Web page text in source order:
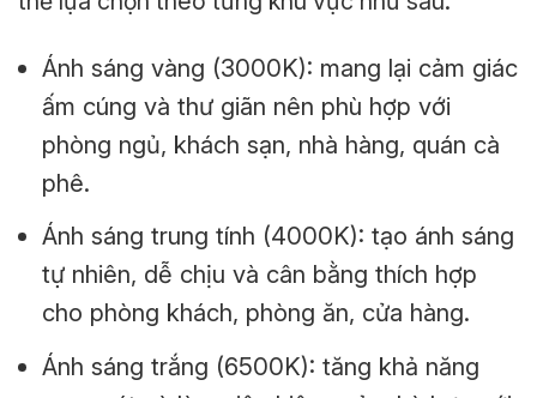
Ánh sáng vàng (3000K): mang lại cảm giác
ấm cúng và thư giãn nên phù hợp với
phòng ngủ, khách sạn, nhà hàng, quán cà
phê.
Ánh sáng trung tính (4000K): tạo ánh sáng
tự nhiên, dễ chịu và cân bằng thích hợp
cho phòng khách, phòng ăn, cửa hàng.
Ánh sáng trắng (6500K): tăng khả năng